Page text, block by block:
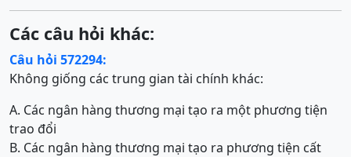
Các câu hỏi khác:
Câu hỏi 572294:
Không giống các trung gian tài chính khác:
A. Các ngân hàng thương mại tạo ra một phương tiện
trao đổi
B. Các ngân hàng thương mại tạo ra phương tiện cất